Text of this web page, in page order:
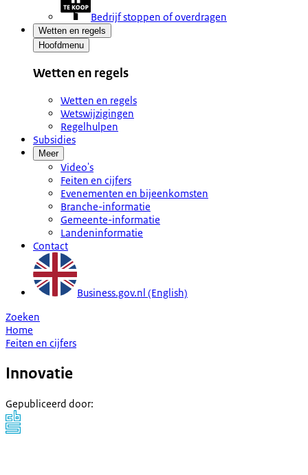
Bedrijf stoppen of overdragen
Wetten en regels
Hoofdmenu
Wetten en regels
Wetten en regels
Wetswijzigingen
Regelhulpen
Subsidies
Meer
Video's
Feiten en cijfers
Evenementen en bijeenkomsten
Branche-informatie
Gemeente-informatie
Landeninformatie
Contact
Business.gov.nl (English)
Zoeken
Home
Feiten en cijfers
Innovatie
Gepubliceerd door: